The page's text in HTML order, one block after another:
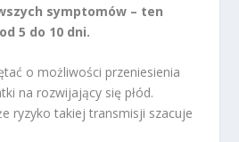
symptomów – ten
5 do 10 dni.
o możliwości przeniesienia
na rozwijający się płód.
ryzyko takiej transmisji szacuje